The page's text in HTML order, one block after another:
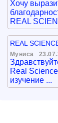
Хочу
REAL
REAL
Муниса
Real
изучение ...